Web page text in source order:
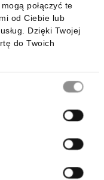
połączyć te
od Ciebie lub
Dzięki Twojej
do Twoich